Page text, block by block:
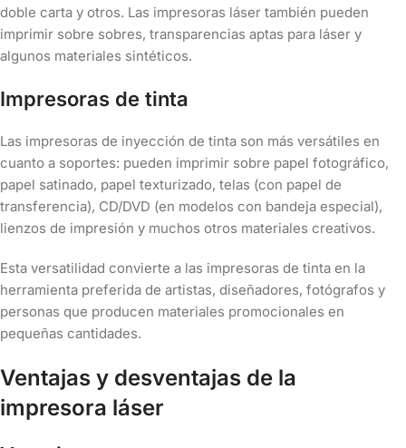
doble carta y otros. Las impresoras láser también pueden
imprimir sobre sobres, transparencias aptas para láser y
algunos materiales sintéticos.
Impresoras de tinta
Las impresoras de inyección de tinta son más versátiles en
cuanto a soportes: pueden imprimir sobre papel fotográfico,
papel satinado, papel texturizado, telas (con papel de
transferencia), CD/DVD (en modelos con bandeja especial),
lienzos de impresión y muchos otros materiales creativos.
Esta versatilidad convierte a las impresoras de tinta en la
herramienta preferida de artistas, diseñadores, fotógrafos y
personas que producen materiales promocionales en
pequeñas cantidades.
Ventajas y desventajas de la
impresora láser